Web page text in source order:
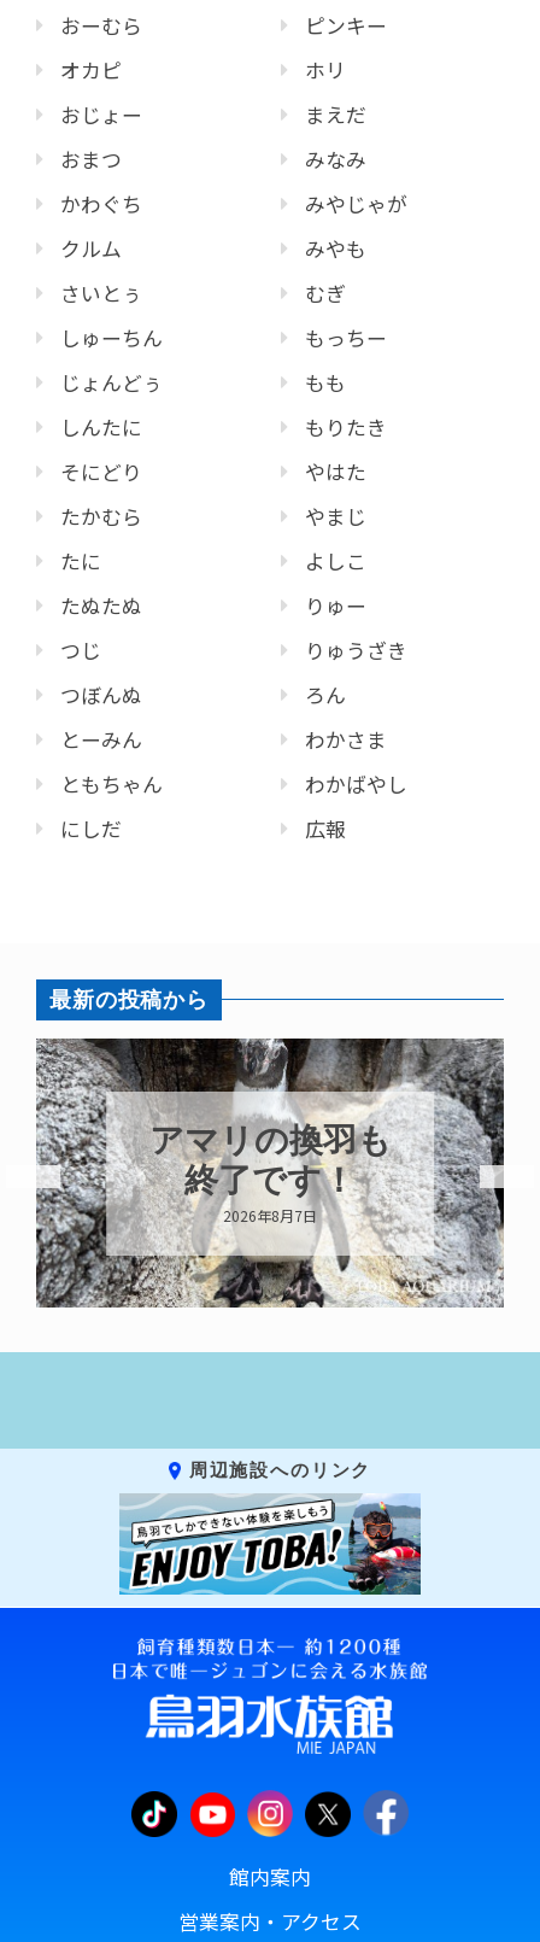
おーむら
オカピ
おじょー
おまつ
かわぐち
クルム
さいとぅ
しゅーちん
じょんどぅ
しんたに
そにどり
たかむら
たに
たぬたぬ
つじ
つぼんぬ
とーみん
ともちゃん
にしだ
ピンキー
ホリ
まえだ
みなみ
みやじゃが
みやも
むぎ
もっちー
もも
もりたき
やはた
やまじ
よしこ
りゅー
りゅうざき
ろん
わかさま
わかばやし
広報
最新の投稿から
アマリの換羽も
終了です！
2026年8月7日
周辺施設へのリンク
館内案内
営業案内・アクセス